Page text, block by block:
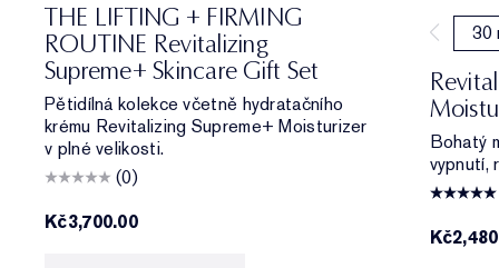
THE LIFTING + FIRMING
ROUTINE Revitalizing
Supreme+ Skincare Gift Set
Pětidílná kolekce včetně hydratačního
krému Revitalizing Supreme+ Moisturizer
v plné velikosti.
(0)
Kč3,700.00
30
Bohatý
vypnutí,